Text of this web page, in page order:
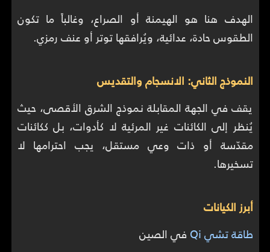
الهدف هنا هو الهيمنة أو الصراع، وغالباً ما تكون
الطقوس حادة، عدائية، ويُرافقها توتر أو عنف رمزي.
النموذج الثاني: الانسجام والتقديس
يقف في الجهة المقابلة نموذج الشرق الأقصى، حيث
يُنظر إلى الكائنات غير المرئية لا كأدوات، بل ككائنات
مقدّسة أو ذات وعي مستقل، يجب احترامها لا
تسخيرها.
أبرز الكيانات
طاقة تشي Qi
في الصين